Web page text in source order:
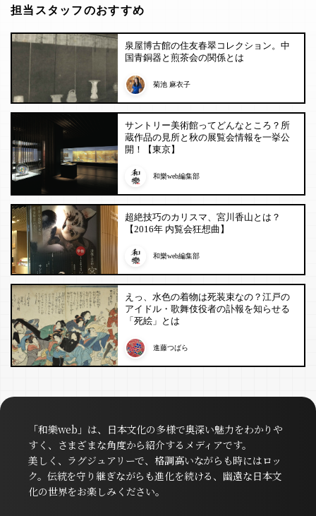
担当スタッフのおすすめ
泉屋博古館の住友春翠コレクション。中
国青銅器と煎茶会の関係とは
菊池 麻衣子
サントリー美術館ってどんなところ？所
蔵作品の見所と秋の展覧会情報を一挙公
開！【東京】
和樂web編集部
超絶技巧のカリスマ、宮川香山とは？
【2016年 内覧会狂想曲】
和樂web編集部
えっ、水色の着物は死装束なの？江戸の
アイドル・歌舞伎役者の訃報を知らせる
「死絵」とは
進藤つばら
「和樂web」は、日本文化の多様で奥深い魅力をわかりや
すく、さまざまな角度から紹介するメディアです。
美しく、ラグジュアリーで、格調高いながらも時にはロッ
ク。伝統を守り継ぎながらも進化を続ける、幽遠な日本文
化の世界をお楽しみください。